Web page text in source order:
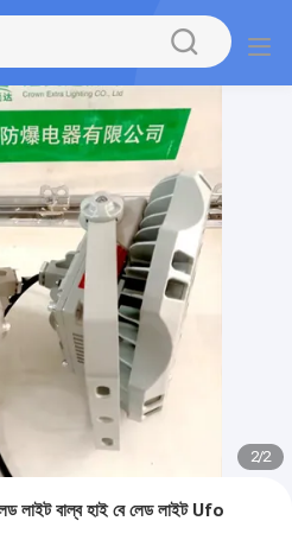
2/2
বাল্ব হাই বে লেড লাইট Ufo